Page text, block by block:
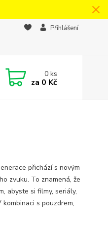
Přihlášení
0ks
za 0 Kč
přichází s novým
zvuku. To znamená, že
abyste si filmy, seriály,
s pouzdrem,